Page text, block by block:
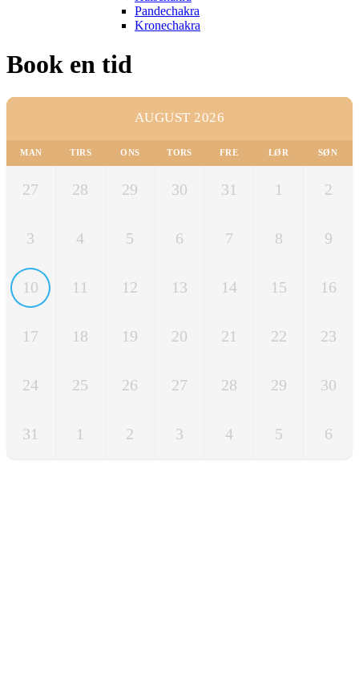
Pandechakra
Kronechakra
Book en tid
AUGUST 2026
MAN TIRS ONS TORS FRE LØR SØN
27 28 29 30 31 1 2
3 4 5 6 7 8 9
10 11 12 13 14 15 16
17 18 19 20 21 22 23
24 25 26 27 28 29 30
31 1 2 3 4 5 6